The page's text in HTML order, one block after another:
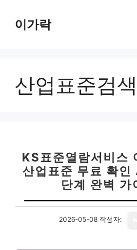
이가락
산업표준검색
KS표준열람서비스
산업표준 무료 확
단계 완벽 가
2026-05-08 작성자: